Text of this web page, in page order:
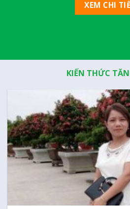
KIẾN THỨC
Bí quyết tăng cân dành